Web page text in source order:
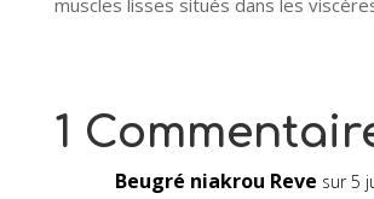
muscles lisses situés dans les
1
Beugré niakrou Reve sur 5